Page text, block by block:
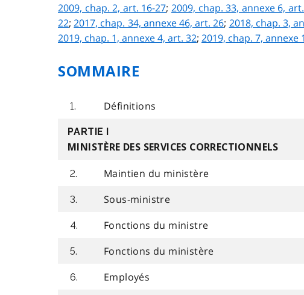
2009, chap. 2, art. 16-27; 2009, chap. 33, annexe 6,
22;2017, chap. 34, annexe 46, art. 26; 2018, chap. 3,
2019, chap. 1, annexe 4, art. 32; 2019, chap. 7, annexe
SOMMAIRE
1. Définitions
PARTIE I
MINISTÈRE DES SERVICES CORRECTIONNELS
2. Maintien du ministère
3. Sous-ministre
4. Fonctions du ministre
5. Fonctions du ministère
6. Employés